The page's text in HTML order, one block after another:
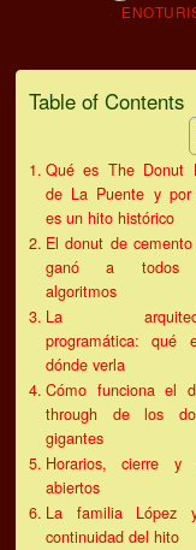
Table of Contents
Qué es The Donut
de La Puente y por
es un hito histórico
El donut de
ganó a todos
algoritmos
La
programática: qué
dónde verla
Cómo funciona el
through de los
gigantes
Horarios, cierre y
abiertos
La familia López
continuidad del hito